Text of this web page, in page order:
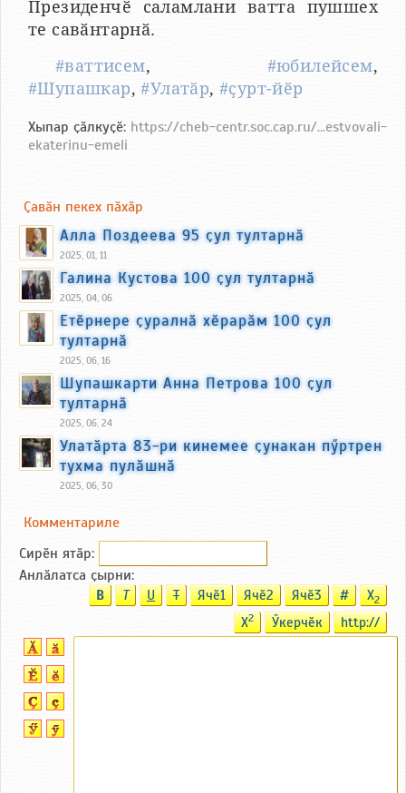
Президенчӗ саламлани ватта пушшех
те савӑнтарнӑ.
#ваттисем, #юбилейсем,
#Шупашкар,#Улатӑр,#ҫурт-йӗр
Хыпар ҫӑлкуҫӗ: https://cheb-centr.soc.cap.ru/...estvovali-
ekaterinu-emeli
Ҫавӑн пекех пӑхӑр
Алла Поздеева 95 ҫул тултарнӑ
2025, 01, 11
Галина Кустова 100 ҫул тултарнӑ
2025, 04, 06
Етӗрнере ҫуралнӑ хӗрарӑм 100 ҫул
тултарнӑ
2025, 06, 16
Шупашкарти Анна Петрова 100 ҫул
тултарнӑ
2025, 06, 24
Улатӑрта 83-ри кинемее ҫунакан пӳртрен
тухма пулӑшнӑ
2025, 06, 30
Комментариле
Сирӗн ятӑp:
Анлӑлатса ҫырни:
B T U T Ячӗ1 Ячӗ2 Ячӗ3 # X2
X2 Ӳкерчӗк http://